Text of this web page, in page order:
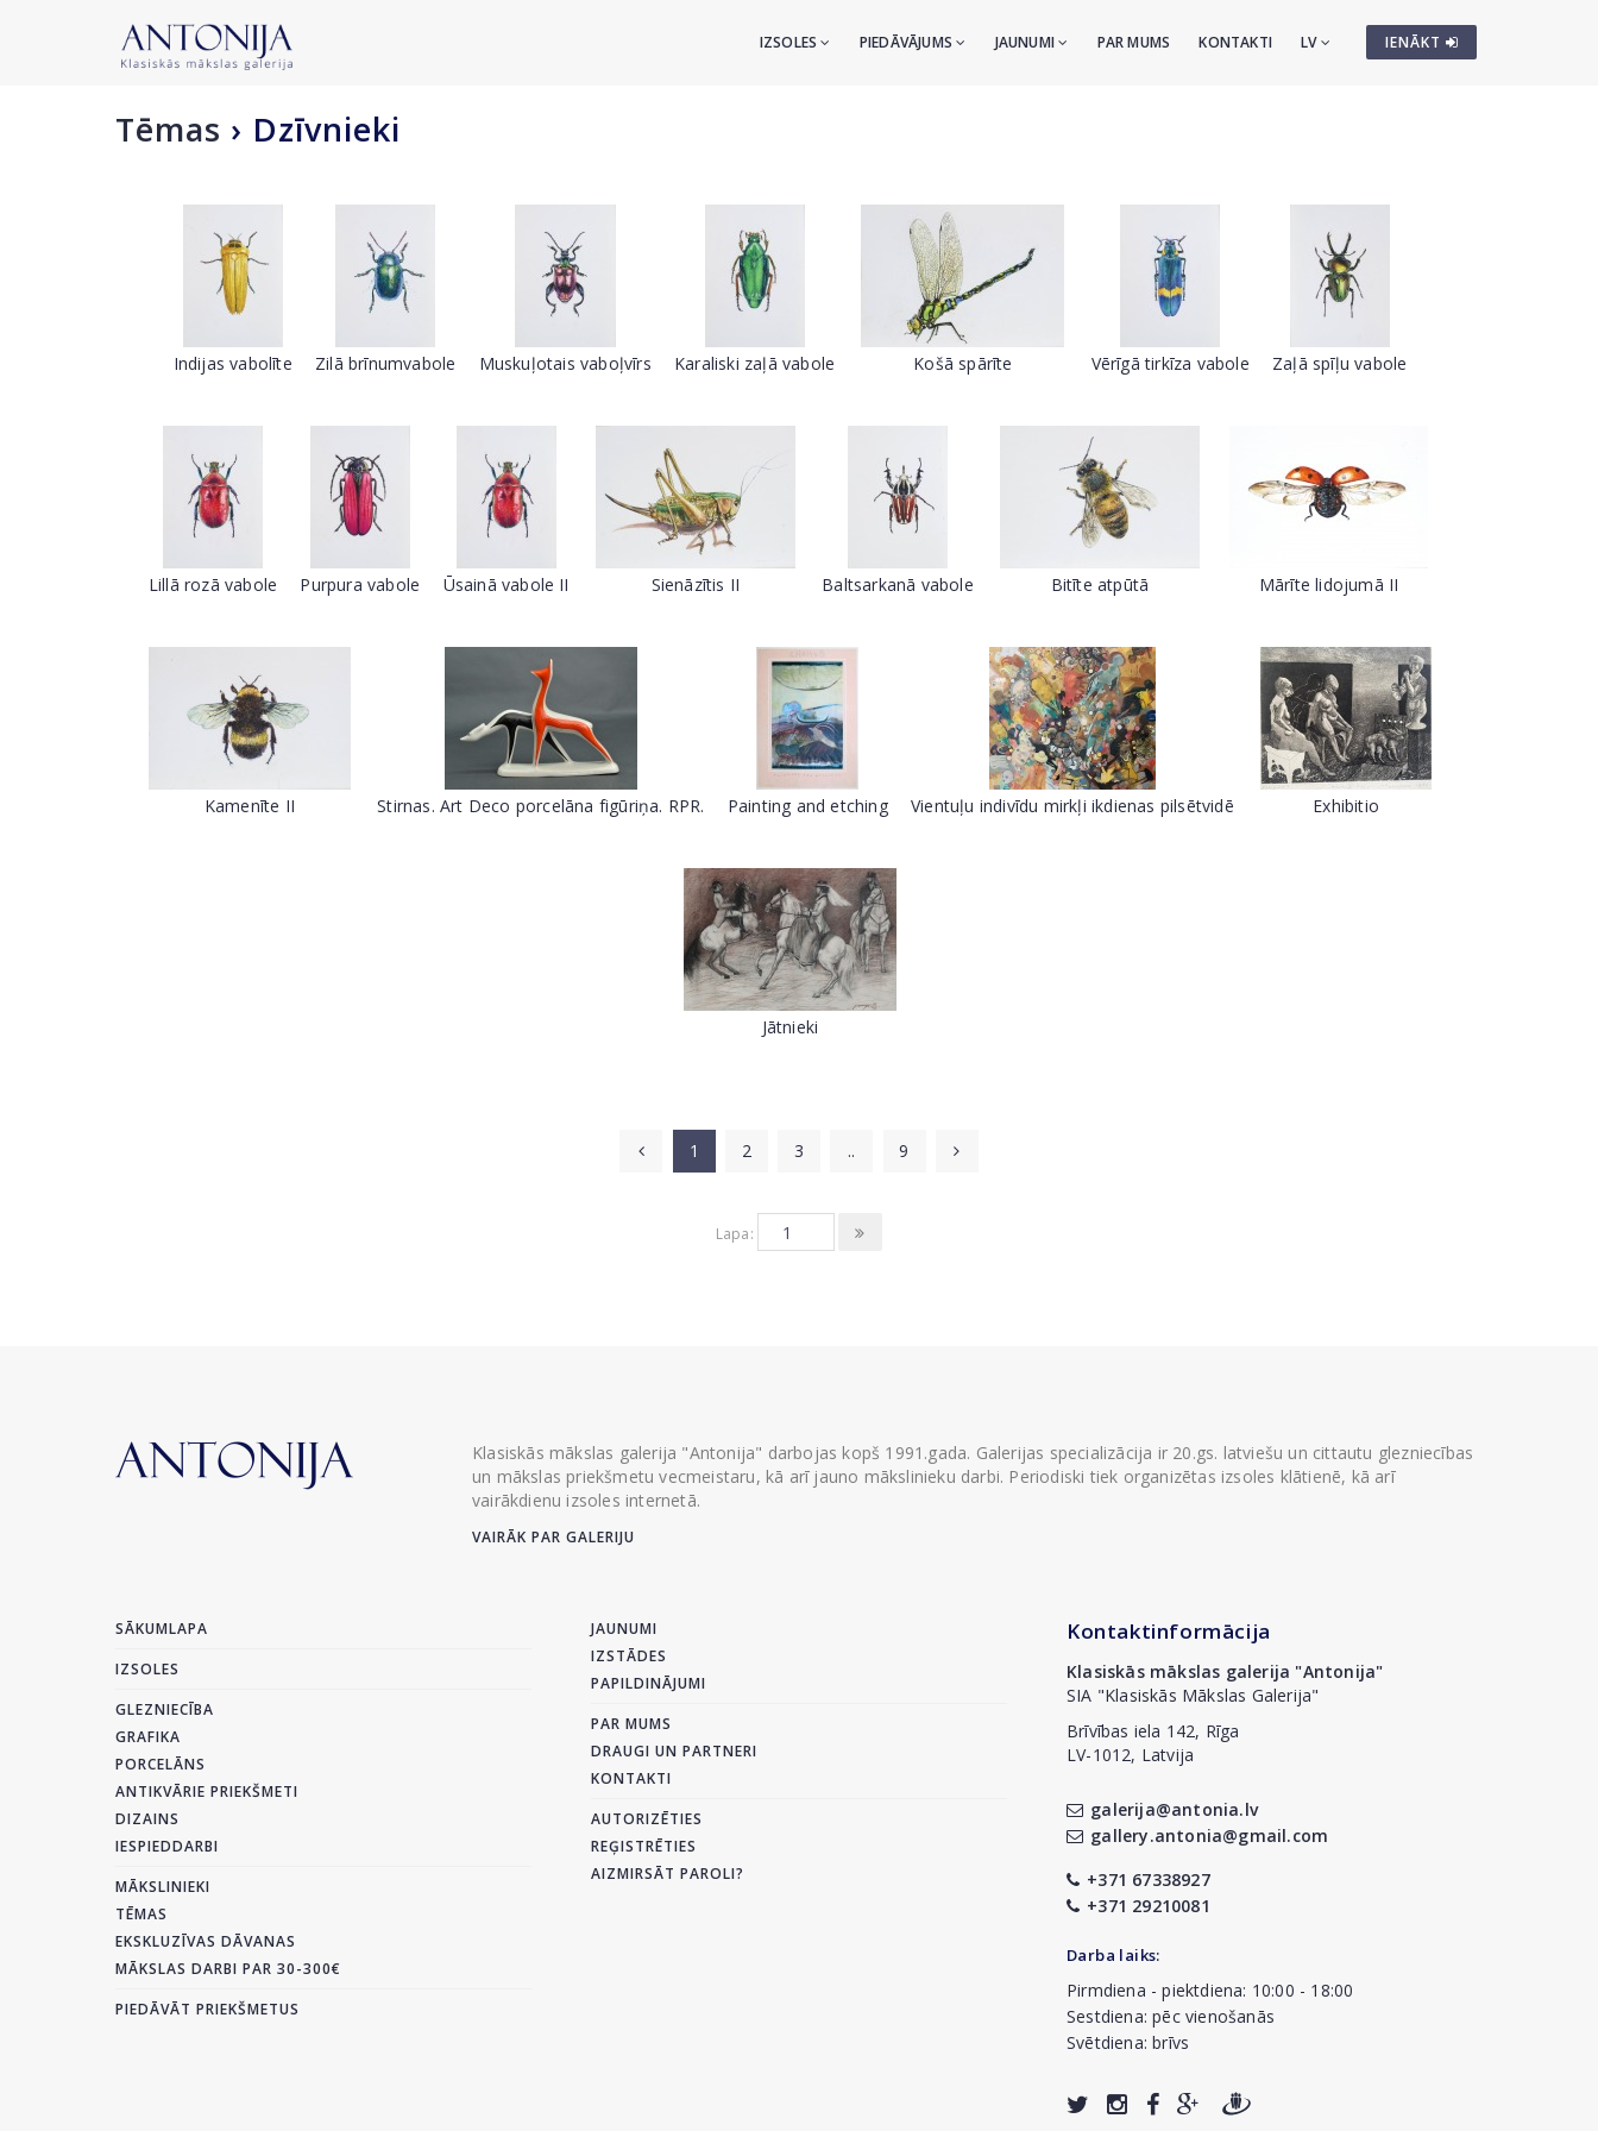
IENĀKT
IZSOLES PIEDĀVĀJUMS JAUNUMI PAR MUMS KONTAKTI LV
Tēmas › Dzīvnieki
Indijas vabolīte Zilā brīnumvabole Muskuļotais vaboļvīrs Karaliski zaļā vabole Košā spārīte Vērīgā tirkīza vabole Zaļā spīļu vabole
Lillā rozā vabole Purpura vabole Ūsainā vabole II Sienāzītis II Baltsarkanā vabole Bitīte atpūtā Mārīte lidojumā II
Kamenīte II Stirnas. Art Deco porcelāna figūriņa. RPR. Painting and etching Vientuļu indivīdu mirkļi ikdienas pilsētvidē Exhibitio
Jātnieki
1 2 3 .. 9
Lapa:
Klasiskās mākslas galerija "Antonija" darbojas kopš 1991.gada. Galerijas specializācija ir 20.gs. latviešu un cittautu glezniecības
un mākslas priekšmetu vecmeistaru, kā arī jauno mākslinieku darbi. Periodiski tiek organizētas izsoles klātienē, kā arī
vairākdienu izsoles internetā.
VAIRĀK PAR GALERIJU
SĀKUMLAPA
IZSOLES
GLEZNIECĪBA
GRAFIKA
PORCELĀNS
ANTIKVĀRIE PRIEKŠMETI
DIZAINS
IESPIEDDARBI
MĀKSLINIEKI
TĒMAS
EKSKLUZĪVAS DĀVANAS
MĀKSLAS DARBI PAR 30-300€
PIEDĀVĀT PRIEKŠMETUS
JAUNUMI
IZSTĀDES
PAPILDINĀJUMI
PAR MUMS
DRAUGI UN PARTNERI
KONTAKTI
AUTORIZĒTIES
REĢISTRĒTIES
AIZMIRSĀT PAROLI?
Kontaktinformācija
Klasiskās mākslas galerija "Antonija"
SIA "Klasiskās Mākslas Galerija"
Brīvības iela 142, Rīga
LV-1012, Latvija
galerija@antonia.lv
gallery.antonia@gmail.com
+371 67338927
+371 29210081
Darba laiks:
Pirmdiena - piektdiena: 10:00 - 18:00
Sestdiena: pēc vienošanās
Svētdiena: brīvs